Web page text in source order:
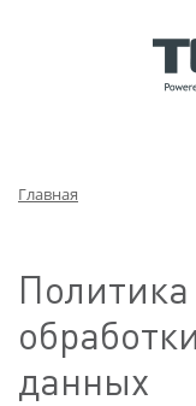
Главная
данных